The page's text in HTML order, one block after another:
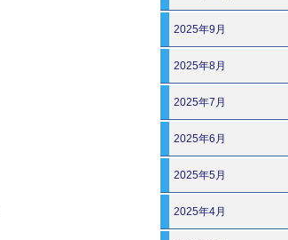
2025年9月
2025年8月
2025年7月
2025年6月
2025年5月
2025年4月